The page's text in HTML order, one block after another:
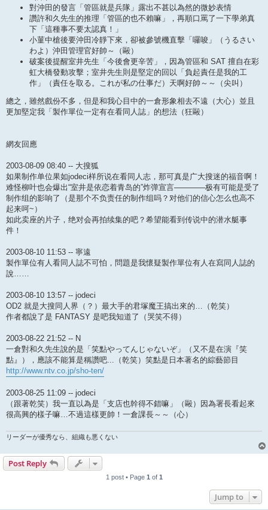
對沖田的發言「管區就是兵隊」露出不甚以為然的微妙表情
讚許和久先生的推理「管區的也不賴嘛」，再順口罵了一下學弟真
下「這種事不要太認真！」
小菫中槍後要沖田冷靜下來，卻被參號機直擊「囉唆」（うるさい
わよ）沖田管理官好帥～（毆）
破案後提醒室井先生「今後會更辛苦」，因為管區和 SAT 擅自在彩
虹大橋發動攻擊；室井先生則是堅定的回以「負起責任是我的工
作」（責任を取る。これが私の仕事だ）天啊好帥～～（尖叫）
總之，雖然戲份不多，但是和我心目中的一倉形象相去不遠（大心）並且
更加堅定我「製作單位一定有在看同人誌」的想法（狂毆）
網友回應
2003-08-09 08:40 -- 大搜狐
如果制作单位果如jodeci样所说在看同人志，那可真是广大搜迷的福音啊！
难怪柳叶也会爆出“室井是依恋着青岛的”炸弹宣言————极有可能是受了
制作组的影响了（是那个不负责任的制作组吗？对他们的信心怎么也高不
起来呵~）
如此卖座的片子，绝对会再拍续集的吧？希望能看到传说中的潜水艇事
件！
2003-08-10 11:53 -- 寧遠
製作單位有人看同人誌不可怕，問題是我懷疑製作單位有人在寫同人誌的
說……
2003-08-10 13:57 -- jodeci
OD2 就是大搜同人界（？）最大手的君塚魔王搞出來的…（乾笑）
作者都說了是 FANTASY 是吧我知道了（哭笑不得）
2003-08-22 21:52 -- N
一倉對和久先生說的是「笑點やってんじゃないぞ」（又不是在演『笑
點』），應該不能算是稱讚吧...（乾笑）笑點是日本著名的綜藝節目
http://www.ntv.co.jp/sho-ten/
2003-08-25 11:09 -- jodeci
（跟著乾笑）我一直以為是「支店也幹得不錯嘛」（毆）因為署長看起來
很高興的樣子嘛…不過這樣更帥！一倉課長～～（心）
リーダーが優秀なら、組織も悪くない
Post Reply
1 post • Page 1 of 1
Jump to